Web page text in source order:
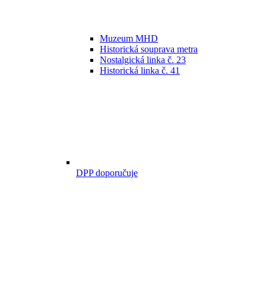
Muzeum MHD
Historická souprava metra
Nostalgická linka č. 23
Historická linka č. 41
DPP doporučuje